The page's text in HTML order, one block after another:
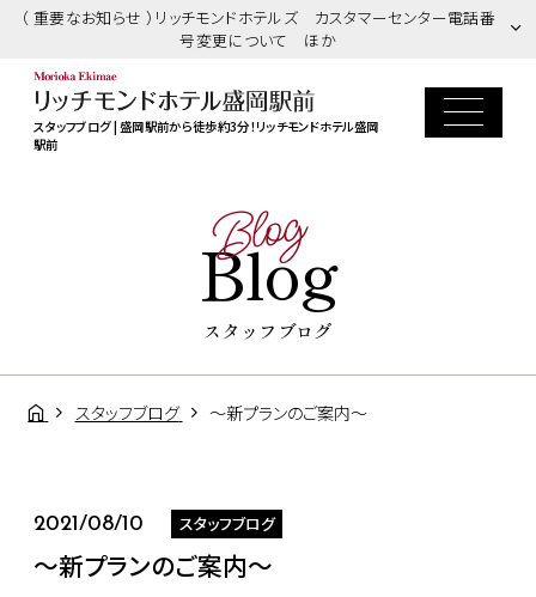
（ 重要なお知らせ ）リッチモンドホテルズ カスタマーセンター電話番
号変更について ほか
スタッフブログ | 盛岡駅前から徒歩約3分！リッチモンドホテル盛岡
駅前
Blog
Blog
スタッフブログ
スタッフブログ ～新プランのご案内～
2021/08/10 スタッフブログ
～新プランのご案内～